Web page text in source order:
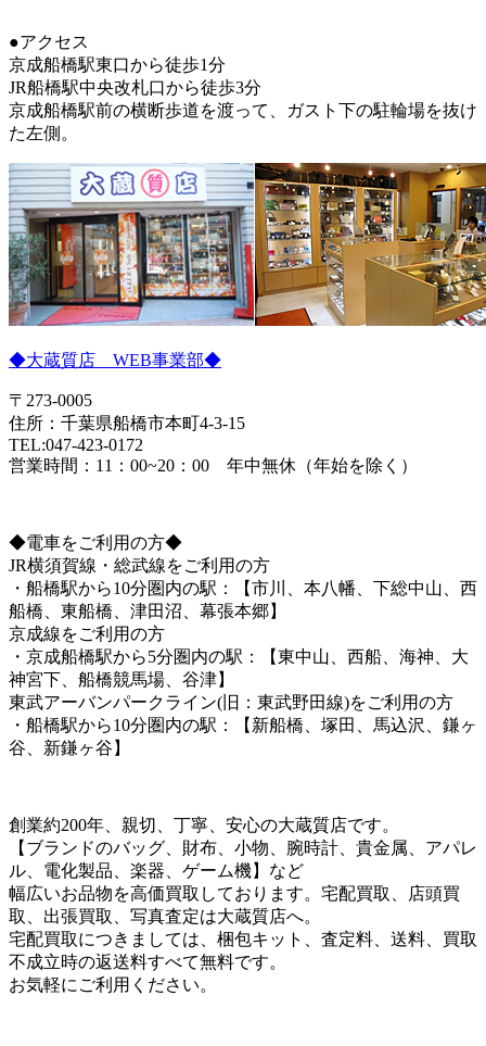
●アクセス
京成船橋駅東口から徒歩1分
JR船橋駅中央改札口から徒歩3分
京成船橋駅前の横断歩道を渡って、ガスト下の駐輪場を抜け
た左側。
◆大蔵質店 WEB事業部◆
〒273-0005
住所：千葉県船橋市本町4-3-15
TEL:047-423-0172
営業時間：11：00~20：00 年中無休（年始を除く）
◆電車をご利用の方◆
JR横須賀線・総武線をご利用の方
・船橋駅から10分圏内の駅：【市川、本八幡、下総中山、西
船橋、東船橋、津田沼、幕張本郷】
京成線をご利用の方
・京成船橋駅から5分圏内の駅：【東中山、西船、海神、大
神宮下、船橋競馬場、谷津】
東武アーバンパークライン(旧：東武野田線)をご利用の方
・船橋駅から10分圏内の駅：【新船橋、塚田、馬込沢、鎌ヶ
谷、新鎌ヶ谷】
創業約200年、親切、丁寧、安心の大蔵質店です。
【ブランドのバッグ、財布、小物、腕時計、貴金属、アパレ
ル、電化製品、楽器、ゲーム機】など
幅広いお品物を高価買取しております。宅配買取、店頭買
取、出張買取、写真査定は大蔵質店へ。
宅配買取につきましては、梱包キット、査定料、送料、買取
不成立時の返送料すべて無料です。
お気軽にご利用ください。